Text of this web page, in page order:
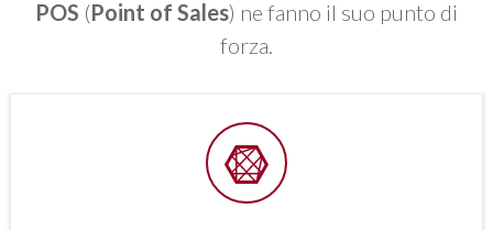
POS (Point of Sales) ne fanno il suo punto di
forza.